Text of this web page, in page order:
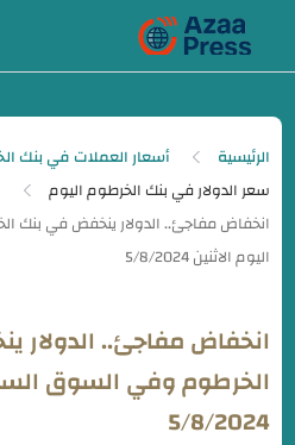
الرئيسية
أسعار العملات في بنك
سعر الدولار في بنك الخرطوم اليوم
انخفاض مفاجئ.. الدولار
الخرطوم وفي السوق
5/8/2024